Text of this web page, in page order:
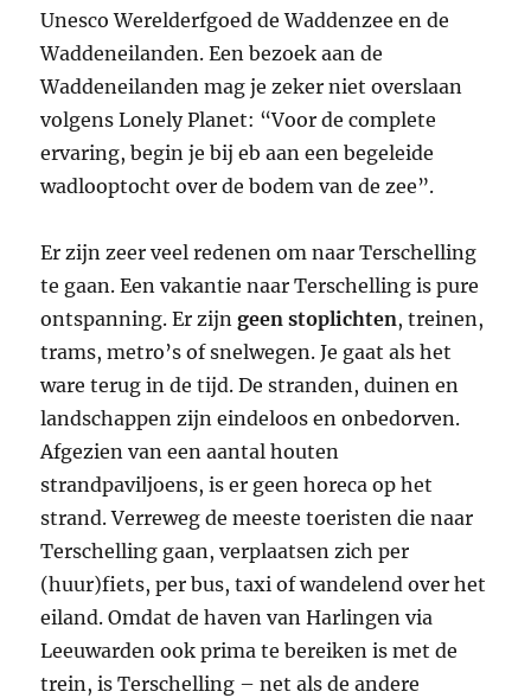
Unesco Werelderfgoed de Waddenzee en de
Waddeneilanden. Een bezoek aan de
Waddeneilanden mag je zeker niet overslaan
volgens Lonely Planet: “Voor de complete
ervaring, begin je bij eb aan een begeleide
wadlooptocht over de bodem van de zee”.
Er zijn zeer veel redenen om naar Terschelling
te gaan. Een vakantie naar Terschelling is pure
ontspanning. Er zijngeen stoplichten, treinen,
trams, metro’s of snelwegen. Je gaat als het
ware terug in de tijd. De stranden, duinen en
landschappen zijn eindeloos en onbedorven.
Afgezien van een aantal houten
strandpaviljoens, is er geen horeca op het
strand. Verreweg de meeste toeristen die naar
Terschelling gaan, verplaatsen zich per
(huur)fiets, per bus, taxi of wandelend over het
eiland. Omdat de haven van Harlingen via
Leeuwarden ook prima te bereiken is met de
trein, is Terschelling – net als de andere